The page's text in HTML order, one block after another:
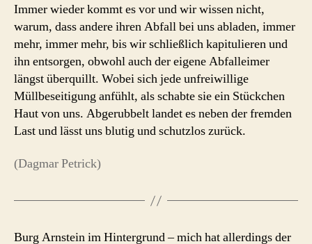
Immer wieder kommt es vor und wir wissen nicht,
warum, dass andere ihren Abfall bei uns abladen, immer
mehr, immer mehr, bis wir schließlich kapitulieren und
ihn entsorgen, obwohl auch der eigene Abfalleimer
längst überquillt. Wobei sich jede unfreiwillige
Müllbeseitigung anfühlt, als schabte sie ein Stückchen
Haut von uns. Abgerubbelt landet es neben der fremden
Last und lässt uns blutig und schutzlos zurück.
(Dagmar Petrick)
Burg Arnstein im Hintergrund – mich hat allerdings der